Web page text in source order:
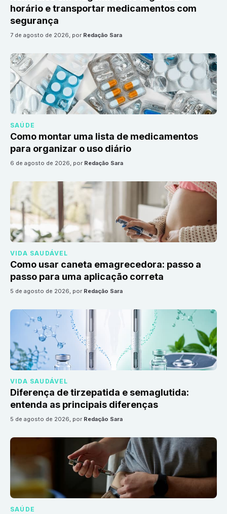
horário e transportar medicamentos com
segurança
7 de agosto de 2026, por Redação Sara
SAÚDE
Como montar uma lista de medicamentos
para organizar o uso diário
6 de agosto de 2026, por Redação Sara
VIDA SAUDÁVEL
Como usar caneta emagrecedora: passo a
passo para uma aplicação correta
5 de agosto de 2026, por Redação Sara
VIDA SAUDÁVEL
Diferença de tirzepatida e semaglutida:
entenda as principais diferenças
5 de agosto de 2026, por Redação Sara
SAÚDE